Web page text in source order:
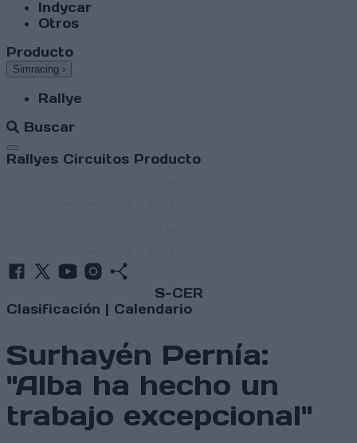
Indycar
Otros
Producto
Simracing ›
Rallye
Buscar
Abrir menú
Rallyes Circuitos Producto
S-CER
Clasificación | Calendario
Surhayén Pernía:
"Alba ha hecho un
trabajo excepcional"